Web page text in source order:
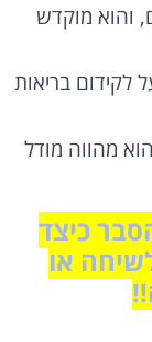
והוא מוקדש
לקידום בריאות
מהווה מודל
כיצד
או